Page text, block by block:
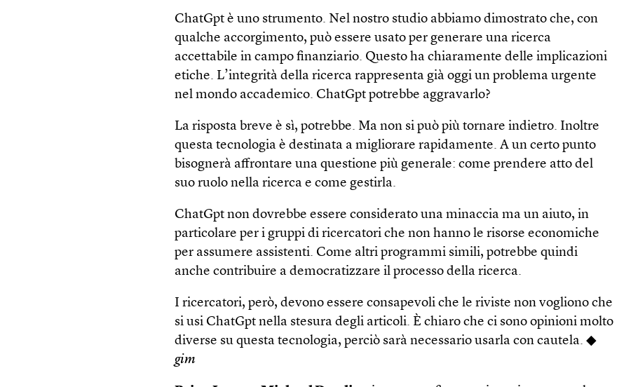
ChatGpt è uno strumento. Nel nostro studio abbiamo dimostrato che, con
qualche accorgimento, può essere usato per generare una ricerca
accettabile in campo finanziario. Questo ha chiaramente delle implicazioni
etiche. L’integrità della ricerca rappresenta già oggi un problema urgente
nel mondo accademico. ChatGpt potrebbe aggravarlo?
La risposta breve è sì, potrebbe. Ma non si può più tornare indietro. Inoltre
questa tecnologia è destinata a migliorare rapidamente. A un certo punto
bisognerà affrontare una questione più generale: come prendere atto del
suo ruolo nella ricerca e come gestirla.
ChatGpt non dovrebbe essere considerato una minaccia ma un aiuto, in
particolare per i gruppi di ricercatori che non hanno le risorse economiche
per assumere assistenti. Come altri programmi simili, potrebbe quindi
anche contribuire a democratizzare il processo della ricerca.
I ricercatori, però, devono essere consapevoli che le riviste non vogliono che
si usi ChatGpt nella stesura degli articoli. È chiaro che ci sono opinioni molto
diverse su questa tecnologia, perciò sarà necessario usarla con cautela. ◆
gim